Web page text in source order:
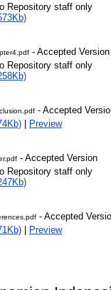
Repository staff only
- Accepted Version
Repository staff only
- Accepted
| Preview
- Accepted Version
Repository staff only
- Accepted
| Preview